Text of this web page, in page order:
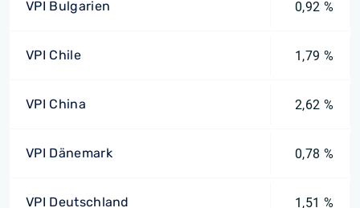
VPI Bulgarien 0,92 %
VPI Chile 1,79 %
VPI China 2,62 %
VPI Dänemark 0,78 %
VPI Deutschland 1,51 %